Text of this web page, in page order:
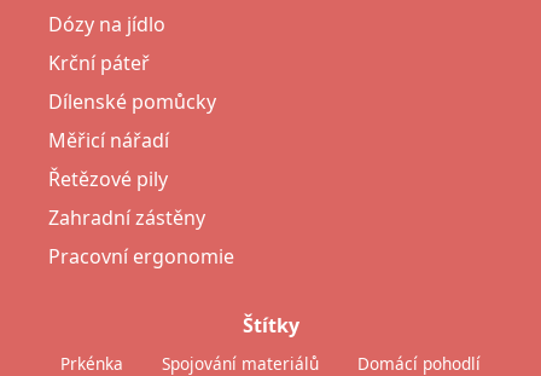
Dózy na jídlo
Krční páteř
Dílenské pomůcky
Měřicí nářadí
Řetězové pily
Zahradní zástěny
Pracovní ergonomie
Štítky
Prkénka Spojování materiálů Domácí pohodlí